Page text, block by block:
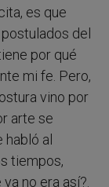
es que
del
por qué
mi fe. Pero,
vino por
arte se
al
tiempos,
no era así?.